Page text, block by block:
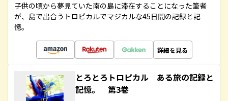
子供の頃から夢見ていた南の島に滞在することになった筆者
が、島で出合うトロピカルでマジカルな45日間の記録と記
憶。
詳細を見る
とろとろトロピカル ある旅の記録と
記憶。 第3巻